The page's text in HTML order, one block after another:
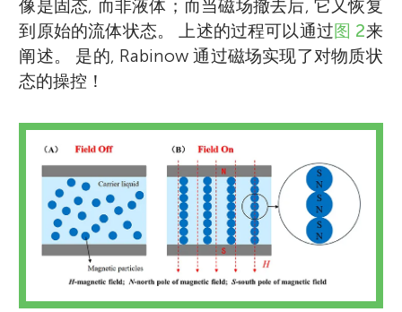
像是固态, 而非液体；而当磁场撤去后, 它又恢复
到原始的流体状态。 上述的过程可以通过图 2来
阐述。 是的, Rabinow 通过磁场实现了对物质状
态的操控！